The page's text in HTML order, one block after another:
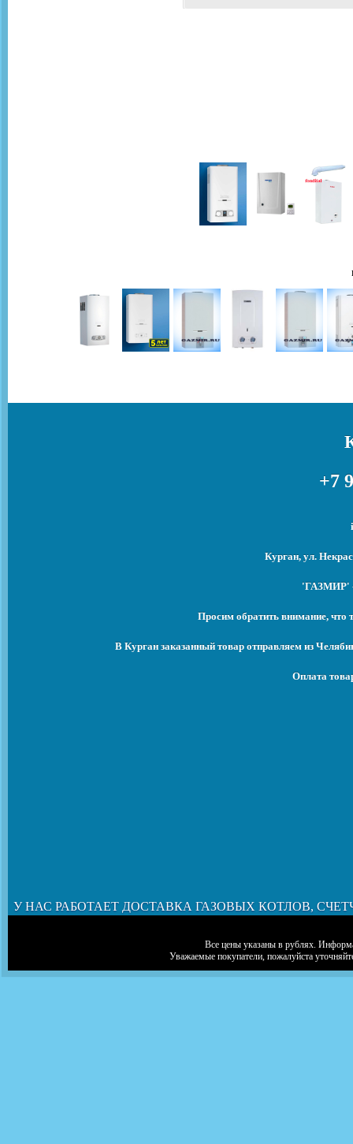
+7
Курган, ул.
'ГАЗМИР' -
Просим обратить внимание, что
В Курган заказанный товар отправляем из
Оплата
У НАС РАБОТАЕТ ДОСТАВКА ГАЗОВЫХ КОТЛОВ,
Все цены указаны в рублях.
Уважаемые покупатели, пожалуйста